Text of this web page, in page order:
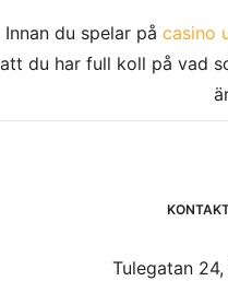
Innan du spelar på casino
att du har full koll på vad
Tulegatan